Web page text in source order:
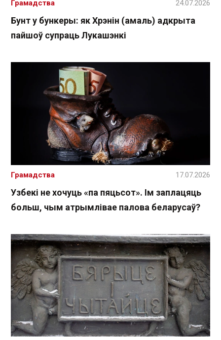
Бунт у бункеры: як Хрэнін (амаль) адкрыта
пайшоў супраць Лукашэнкі
Грамадства 24.07.2026
Узбекі не хочуць «па пяцьсот». Ім заплацяць
больш, чым атрымлівае палова беларусаў?
Грамадства 17.07.2026